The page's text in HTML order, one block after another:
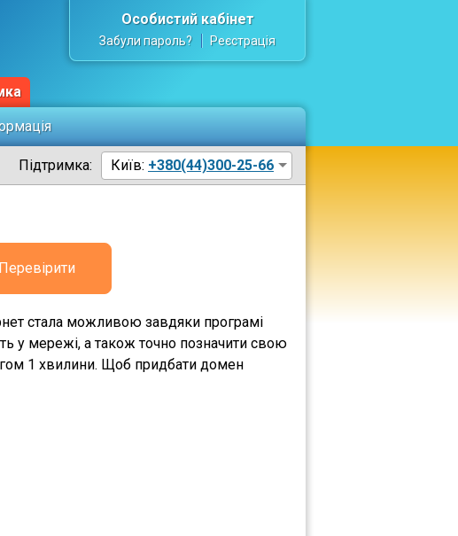
Особистий кабінет
Забули пароль? Реєстрація
Підтримка: Київ: +380(44)300-25-66
Перевірити
стала можливою завдяки програмі
у мережі, а також точно позначити свою
1 хвилини. Щоб придбати домен